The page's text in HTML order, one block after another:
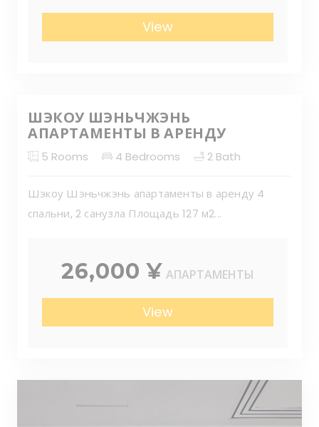
View
ШЭКОУ ШЭНЬЧЖЭНЬ
АПАРТАМЕНТЫ В АРЕНДУ
5 Rooms 4 Bedrooms 2 Bath
Шэкоу Шэньчжэнь апартаменты в аренду 4
спальни, 2 санузла Площадь 127 м2...
26,000 ¥ АПАРТАМЕНТЫ
View